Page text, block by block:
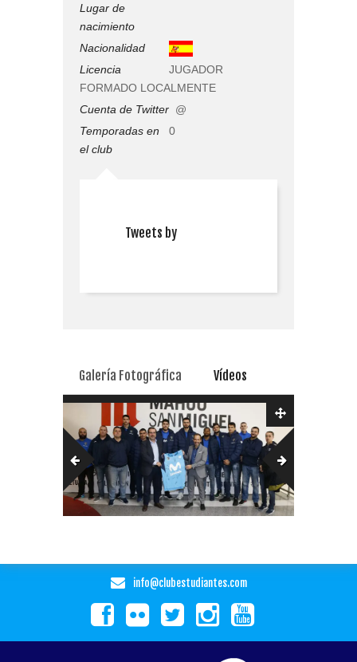
Lugar de
nacimiento
Nacionalidad
Licencia
JUGADOR
FORMADO LOCALMENTE
Cuenta de Twitter @
Temporadas en
el club
0
Tweets by
Galería Fotográfica Vídeos
info@clubestudiantes.com